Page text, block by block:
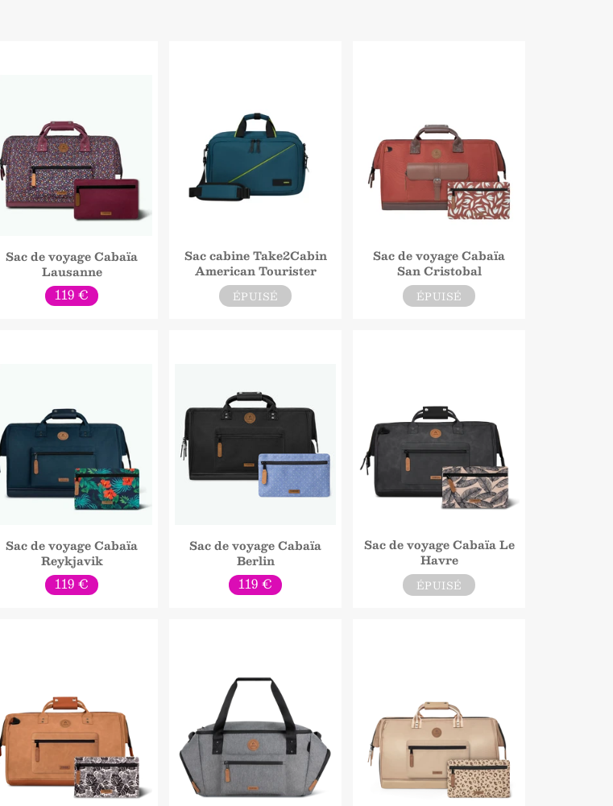
Sac de voyage Cabaïa
Lausanne
Prix
normal
119 €
Sac cabine Take2Cabin
American Tourister
ÉPUISÉ
Sac de voyage Cabaïa
San Cristobal
ÉPUISÉ
Sac de voyage Cabaïa
Reykjavik
Prix
normal
119 €
Sac de voyage Cabaïa
Berlin
Prix
normal
119 €
Sac de voyage Cabaïa Le
Havre
ÉPUISÉ